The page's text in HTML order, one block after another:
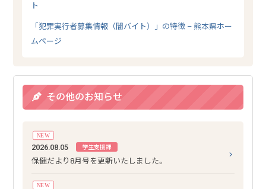
ト
「犯罪実行者募集情報（闇バイト）」の特徴 – 熊本県ホー
ムページ
その他のお知らせ
NEW
2026.08.05 学生支援課
保健だより8月号を更新いたしました。
NEW